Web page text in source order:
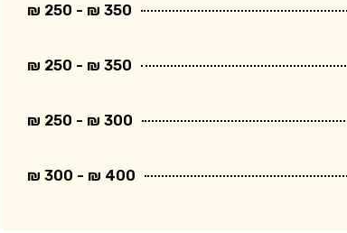
350 ₪ - 250 ₪
350 ₪ - 250 ₪
300 ₪ - 250 ₪
400 ₪ - 300 ₪